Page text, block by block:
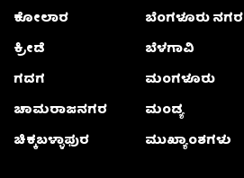
ಕೋಲಾರ
ಕ್ರೀಡೆ
ಗದಗ
ಚಾಮರಾಜನಗರ
ಚಿಕ್ಕಬಳ್ಳಾಫುರ
ಬೆಂಗಳೂರು ನಗರ
ಬೆಳಗಾವಿ
ಮಂಗಳೂರು
ಮಂಡ್ಯ
ಮುಖ್ಯಾಂಶಗಳು